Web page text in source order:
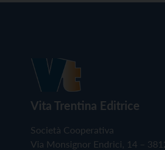
Vita Trentina Editrice
Società Cooperativa
Via Monsignor Endrici, 14 –